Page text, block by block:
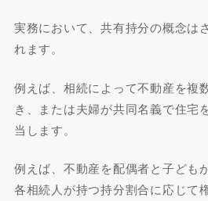
実務において、共有持分の概念は
れます。
例えば、相続によって不動産を複
き、または夫婦が共同名義で住宅
当します。
例えば、不動産を配偶者と子ども
各相続人が持つ持分割合に応じて